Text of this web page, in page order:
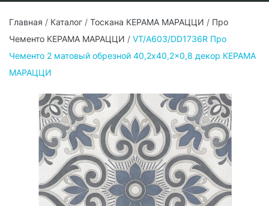
Главная / Каталог / Тоскана КЕРАМА МАРАЦЦИ / Про
Чементо КЕРАМА МАРАЦЦИ / VT/A603/DD1736R Про
Чементо 2 матовый обрезной 40,2x40,2x0,8 декор КЕРАМА
МАРАЦЦИ